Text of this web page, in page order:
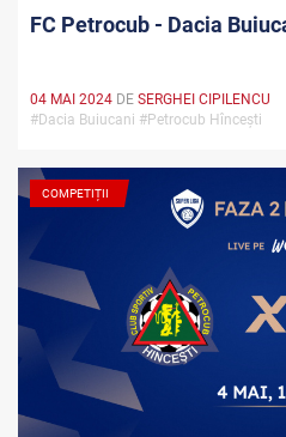
FC Petrocub - Dacia
04 MAI 2024 DE SERGHEI CIPILENCU
#Dacia Buiucani #Petrocub Hîncești
COMPETIȚII